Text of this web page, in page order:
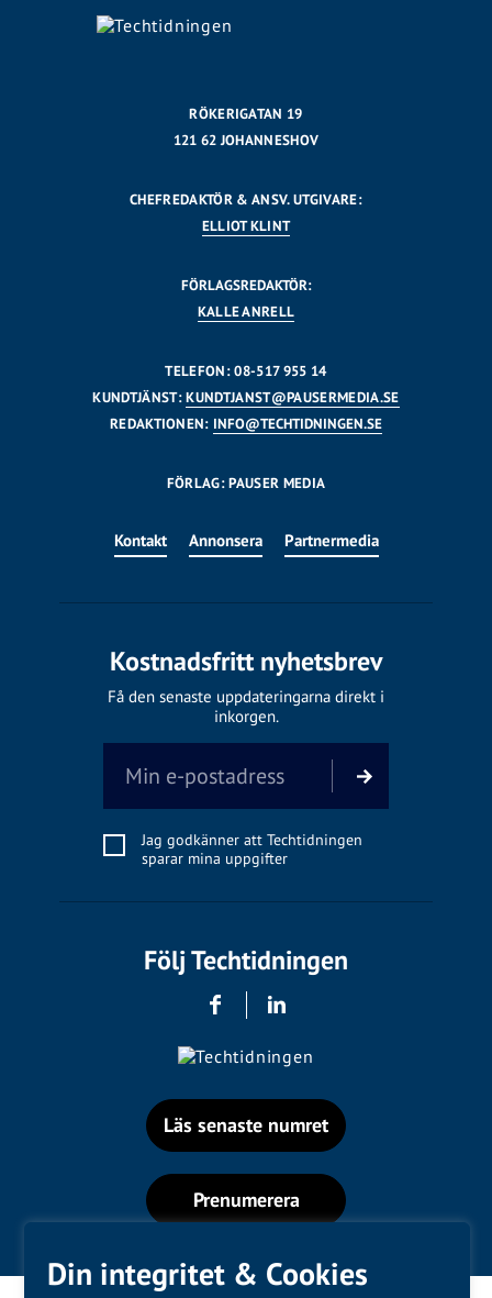
Din integritet & Cookies
RÖKERIGATAN 19
121 62 JOHANNESHOV
CHEFREDAKTÖR & ANSV. UTGIVARE:
ELLIOT KLINT
FÖRLAGSREDAKTÖR:
KALLE ANRELL
TELEFON: 08-517 955 14
KUNDTJÄNST:KUNDTJANST@PAUSERMEDIA.SE
REDAKTIONEN: INFO@TECHTIDNINGEN.SE
FÖRLAG: PAUSER MEDIA
Kontakt Annonsera Partnermedia
Kostnadsfritt nyhetsbrev
Få den senaste uppdateringarna direkt i
inkorgen.
Jag godkänner att Techtidningen
sparar mina uppgifter
Följ Techtidningen
Läs senaste numret
Prenumerera